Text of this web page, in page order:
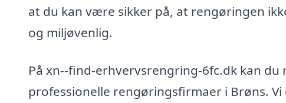
at du kan være sikker på, at rengøringen
og miljøvenlig.
På xn--find-erhvervsrengring-6fc.dk kan
professionelle rengøringsfirmaer i Brøns.